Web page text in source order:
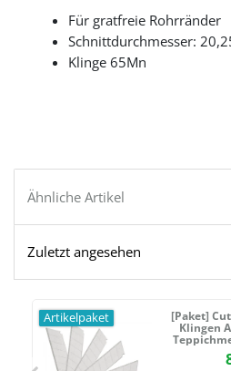
Für gratfreie Rohrränder
Schnittdurchmesser:
Klinge 65Mn
Ähnliche Artikel
Zuletzt angesehen
Artikelpaket [Paket]
Klingen